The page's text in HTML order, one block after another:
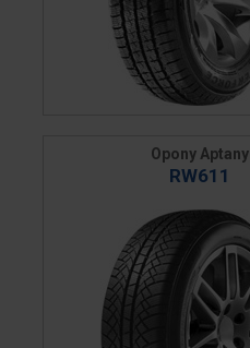
Opony Aptany
RW611